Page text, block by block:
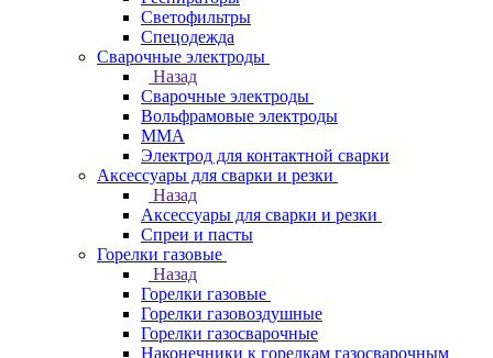
Светофильтры
Спецодежда
Сварочные электроды
Назад
Сварочные электроды
Вольфрамовые электроды
ММА
Электрод для контактной сварки
Аксессуары для сварки и резки
Назад
Аксессуары для сварки и резки
Спреи и пасты
Горелки газовые
Назад
Горелки газовые
Горелки газовоздушные
Горелки газосварочные
Наконечники к горелкам газосварочным